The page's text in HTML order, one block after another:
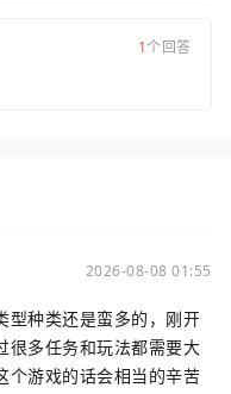
1个回答
2026-08-08 01:55
型种类还是蛮多的，刚开
很多任务和玩法都需要大
个游戏的话会相当的辛苦